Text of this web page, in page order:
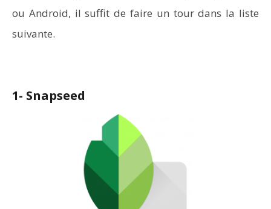
ou Android, il suffit de faire un tour dans la liste
suivante.
1- Snapseed